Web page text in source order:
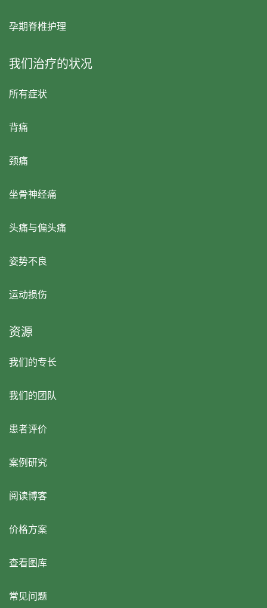
孕期脊椎护理
我们治疗的状况
所有症状
背痛
颈痛
坐骨神经痛
头痛与偏头痛
姿势不良
运动损伤
资源
我们的专长
我们的团队
患者评价
案例研究
阅读博客
价格方案
查看图库
常见问题